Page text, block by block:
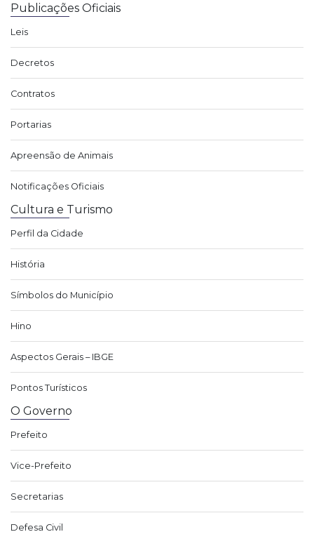
Publicações Oficiais
Leis
Decretos
Contratos
Portarias
Apreensão de Animais
Notificações Oficiais
Cultura e Turismo
Perfil da Cidade
História
Símbolos do Município
Hino
Aspectos Gerais – IBGE
Pontos Turísticos
O Governo
Prefeito
Vice-Prefeito
Secretarias
Defesa Civil